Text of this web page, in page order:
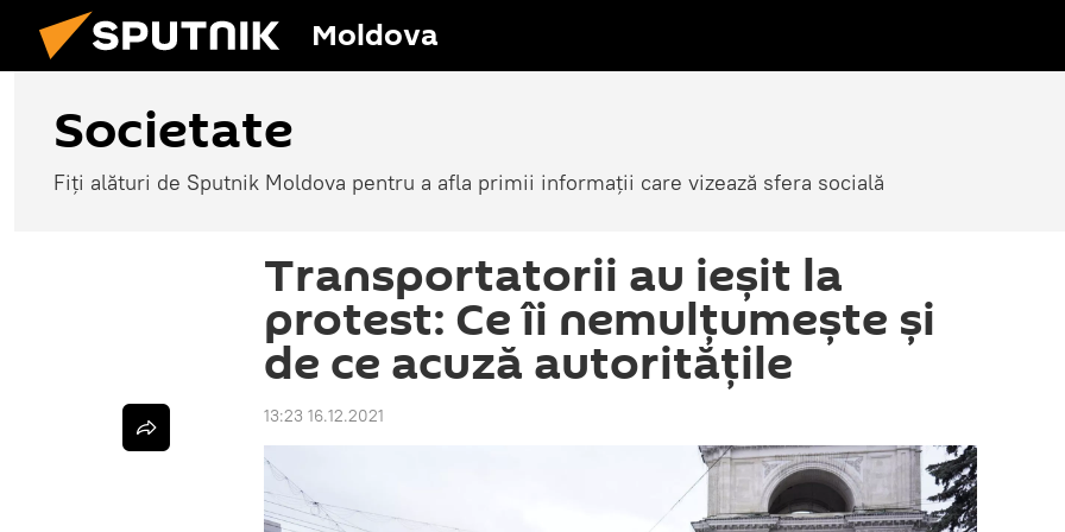
Moldova
Societate
Fiți alături de Sputnik Moldova pentru a afla primii informații care vizează sfera socială
Transportatorii au ieșit la
protest: Ce îi nemulțumește și
de ce acuză autoritățile
13:23 16.12.2021